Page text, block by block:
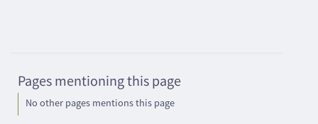
Pages mentioning this page
No other pages mentions this page